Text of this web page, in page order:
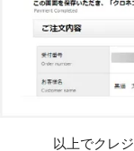
以上でクレ